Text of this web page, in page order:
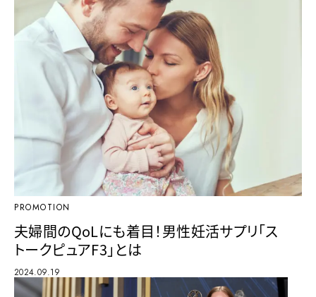
PROMOTION
夫婦間のQoLにも着目！男性妊活サプリ「ス
トークピュアF3」とは
2024.09.19